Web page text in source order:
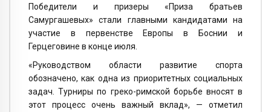
Победители и призеры «Приза братьев
Самургашевых» стали главными кандидатами на
участие в первенстве Европы в Боснии и
Герцеговине в конце июля.
«Руководством области развитие спорта
обозначено, как одна из приоритетных социальных
задач. Турниры по греко-римской борьбе вносят в
этот процесс очень важный вклад», — отметил